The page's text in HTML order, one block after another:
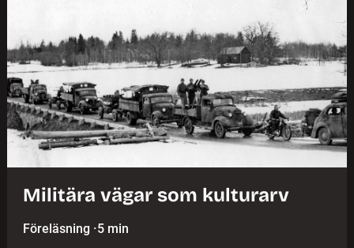
Militära vägar som kulturarv
Föreläsning ·5 min